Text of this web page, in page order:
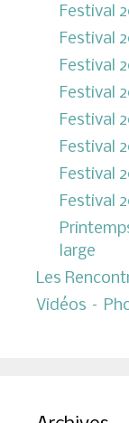
Festival
Festival
Festival
Festival
Festival
Festival
Festival
Festival
large
Les
Vidéos –